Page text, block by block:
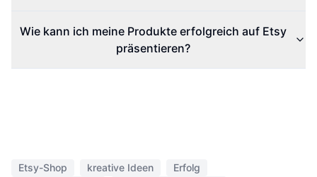
Wie kann ich meine Produkte erfolgreich auf Etsy
präsentieren?
Etsy-Shop kreative Ideen
Erfolg